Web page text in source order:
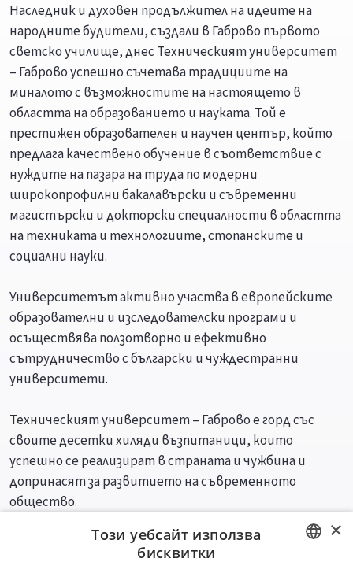
Наследник и духовен продължител на идеите на
народните будители, създали в Габрово първото
светско училище, днес Техническият университет
– Габрово успешно съчетава традициите на
миналото с възможностите на настоящето в
областта на образованието и науката. Той е
престижен образователен и научен център, който
предлага качествено обучение в съответствие с
нуждите на пазара на труда по модерни
широкопрофилни бакалавърски и съвременни
магистърски и докторски специалности в областта
на техниката и технологиите, стопанските и
социални науки.
Университетът активно участва в европейските
образователни и изследователски програми и
осъществява ползотворно и ефективно
сътрудничество с български и чуждестранни
университети.
Техническият университет – Габрово е горд със
своите десетки хиляди възпитаници, които
успешно се реализират в страната и чужбина и
допринасят за развитието на съвременното
общество.
Специалности Професии
×
Този уебсайт използва
бисквитки